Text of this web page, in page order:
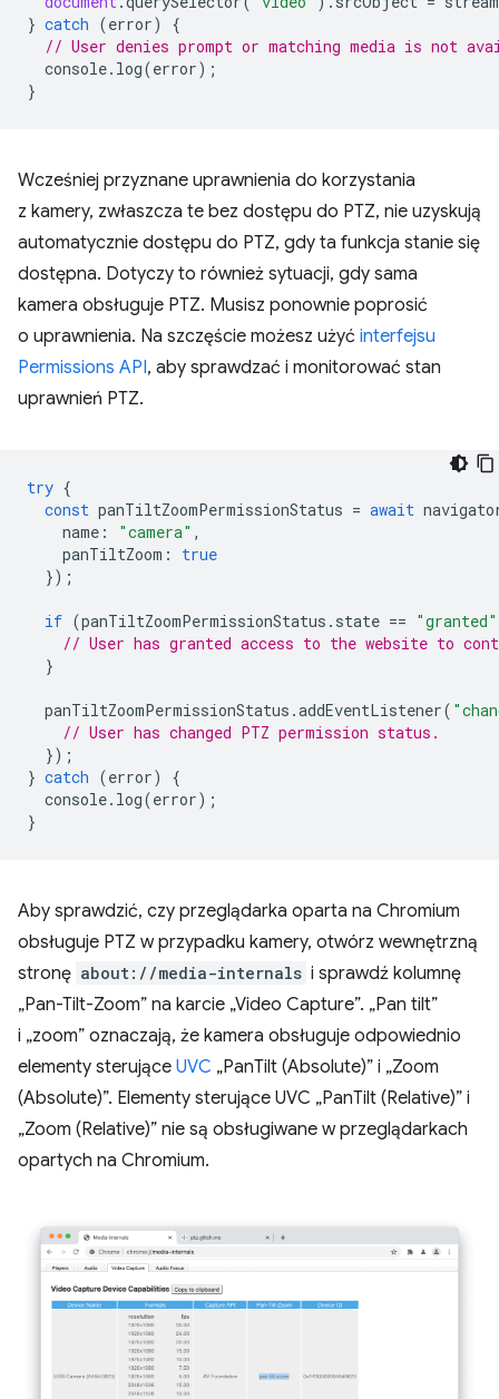
} catch (error)
{
// User denies prompt or matching media is not
console. log(error);
}
Wcześniej przyznane uprawnienia do korzystania
z kamery, zwłaszcza te bez dostępu do PTZ, nie uzyskują
automatycznie dostępu do PTZ, gdy ta funkcja stanie się
dostępna. Dotyczy to również sytuacji, gdy sama
kamera obsługuje PTZ. Musisz ponownie poprosić
o uprawnienia. Na szczęście możesz użyć interfejsu
Permissions API, aby sprawdzać i monitorować stan
uprawnień PTZ.
try {
const panTiltZoomPermissionStatus = await
name : "camera" ,
panTiltZoom :
true
});
if (panTiltZoomPermissionStatus . state == "granted"
// User has granted access to the website to
}
panTiltZoomPermissionStatus .addEventListener(
// User has changed PTZ permission status.
});
} catch (error)
{
console. log(error);
}
Aby sprawdzić, czy przeglądarka oparta na Chromium
obsługuje PTZ w przypadku kamery, otwórz wewnętrzną
stronę about://media-internals i sprawdź kolumnę
„Pan-Tilt-Zoom” na karcie „Video Capture”. „Pan tilt”
i „zoom” oznaczają, że kamera obsługuje odpowiednio
elementy sterujące UVC „PanTilt (Absolute)” i „Zoom
(Absolute)”. Elementy sterujące UVC „PanTilt (Relative)” i
„Zoom (Relative)” nie są obsługiwane w przeglądarkach
opartych na Chromium.